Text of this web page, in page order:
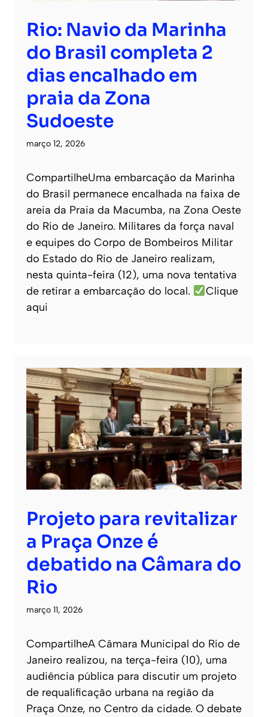
Rio: Navio da Marinha
do Brasil completa 2
dias encalhado em
praia da Zona
Sudoeste
março 12, 2026
CompartilheUma embarcação da Marinha
do Brasil permanece encalhada na faixa de
areia da Praia da Macumba, na Zona Oeste
do Rio de Janeiro. Militares da força naval
e equipes do Corpo de Bombeiros Militar
do Estado do Rio de Janeiro realizam,
nesta quinta-feira (12), uma nova tentativa
de retirar a embarcação do local.
Clique
aqui
Projeto para revitalizar
a Praça Onze é
debatido na Câmara do
Rio
março 11, 2026
CompartilheA Câmara Municipal do Rio de
Janeiro realizou, na terça-feira (10), uma
audiência pública para discutir um projeto
de requalificação urbana na região da
Praça Onze, no Centro da cidade. O debate